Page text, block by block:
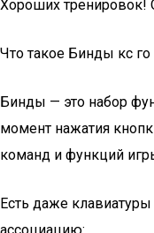
Хороших тренировок!
Что такое Бинды кс го
Бинды — это набор
момент нажатия
команд и функций
Есть даже